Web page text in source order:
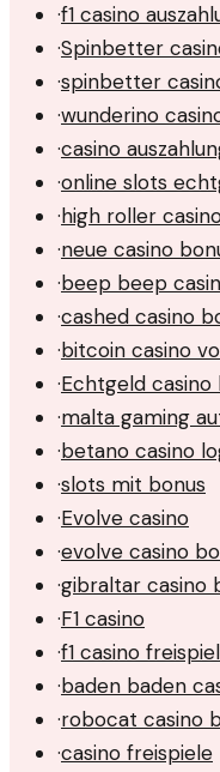
·f1 casino
·Spinbetter
·spinbetter
·wunderino
·casino
·online slots
·high roller
·neue casino
·beep beep
·cashed casino
·bitcoin casino
·Echtgeld casino
·malta gaming
·betano casino
·slots mit bonus
·Evolve casino
·evolve casino
·gibraltar casino
·F1 casino
·f1 casino
·baden baden
·robocat casino
·casino freispiele